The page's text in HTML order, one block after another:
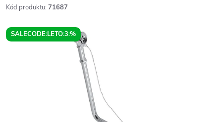
Kód produktu: 71687
SALECODE:LETO:3:%